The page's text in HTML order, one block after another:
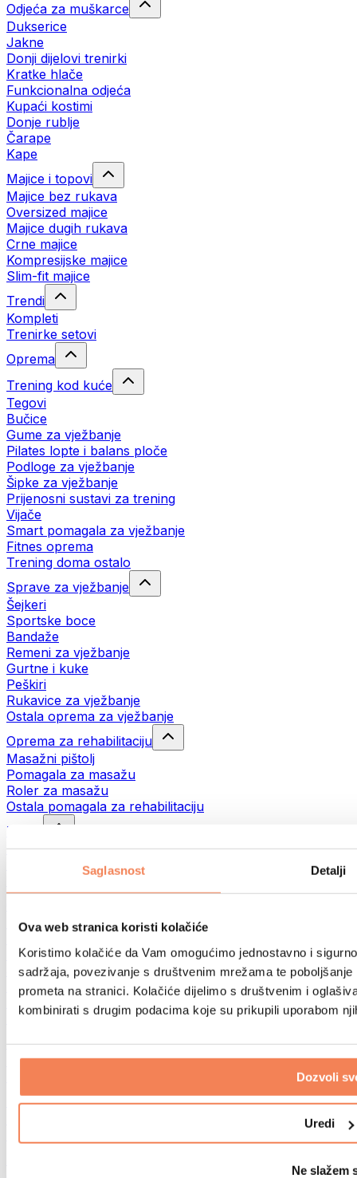
Saglasnost Detalji
Ova web stranica koristi kolačiće
Koristimo kolačiće da Vam omogućimo jednostavno i
sadržaja, povezivanje s društvenim mrežama te
prometa na stranici. Kolačiće dijelimo s društvenim i
kombinirati s drugim podacima koje su prikupili uporabom
Dozvoli
Uredi
Ne slažem
Odjeća za muškarce
Dukserice
Jakne
Donji dijelovi trenirki
Kratke hlače
Funkcionalna odjeća
Kupaći kostimi
Donje rublje
Čarape
Kape
Majice i topovi
Majice bez rukava
Oversized majice
Majice dugih rukava
Crne majice
Kompresijske majice
Slim-fit majice
Trendi
Kompleti
Trenirke setovi
Oprema
Trening kod kuće
Tegovi
Bučice
Gume za vježbanje
Pilates lopte i balans ploče
Podloge za vježbanje
Šipke za vježbanje
Prijenosni sustavi za trening
Vijače
Smart pomagala za vježbanje
Fitnes oprema
Trening doma ostalo
Sprave za vježbanje
Šejkeri
Sportske boce
Bandaže
Remeni za vježbanje
Gurtne i kuke
Peškiri
Rukavice za vježbanje
Ostala oprema za vježbanje
Oprema za rehabilitaciju
Masažni pištolj
Pomagala za masažu
Roler za masažu
Ostala pomagala za rehabilitaciju
Torbe
Torbe za hranu
Sportske torbe
Trčanje
Biciklizam
Joga i pilates
Kupanje hladnom vodom
Plivanje
Planinarenje
Biohacking
Terapija crvenim svjetlom
Eko kućanstvo